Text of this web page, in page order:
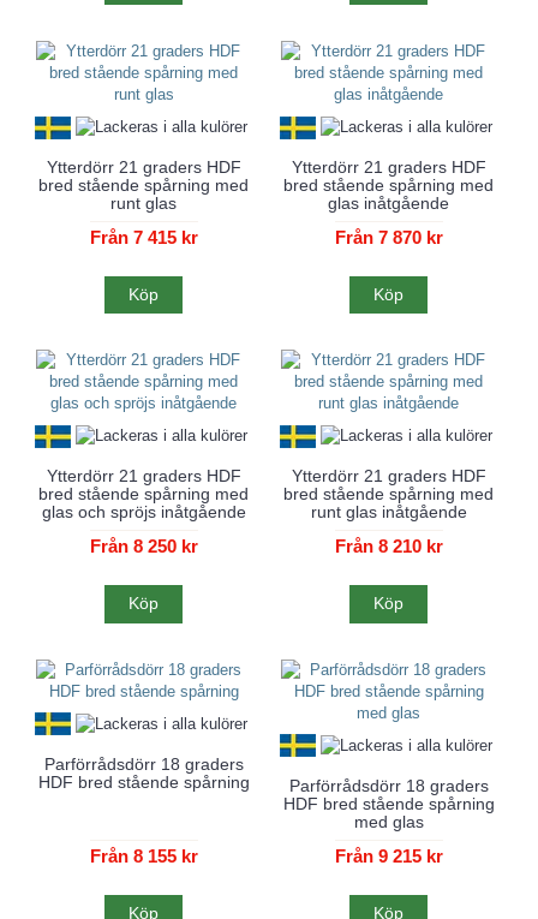
Ytterdörr 21 graders HDF
bred stående spårning med
runt glas
Från 7 415 kr
Köp
Ytterdörr 21 graders HDF
bred stående spårning med
glas inåtgående
Från 7 870 kr
Köp
Ytterdörr 21 graders HDF
bred stående spårning med
glas och spröjs inåtgående
Från 8 250 kr
Köp
Ytterdörr 21 graders HDF
bred stående spårning med
runt glas inåtgående
Från 8 210 kr
Köp
Parförrådsdörr 18 graders
HDF bred stående spårning
Från 8 155 kr
Köp
Parförrådsdörr 18 graders
HDF bred stående spårning
med glas
Från 9 215 kr
Köp